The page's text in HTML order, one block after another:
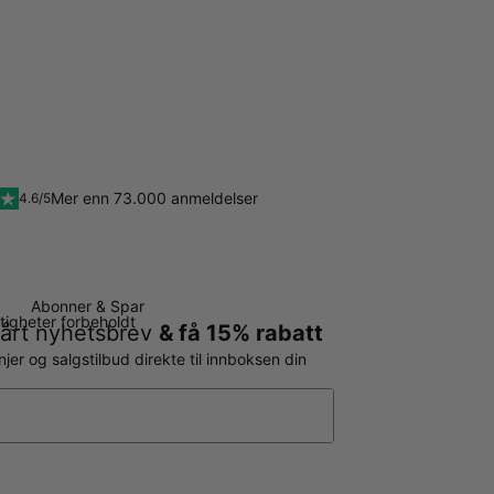
Abonner & Spar
nyhetsbrev & få 15% rabatt
og salgstilbud direkte til innboksen din
4.6/5Mer enn 73.000 anmeldelser
forbeholdt